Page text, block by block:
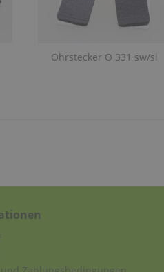
Ohrstecker O 331 sw/si